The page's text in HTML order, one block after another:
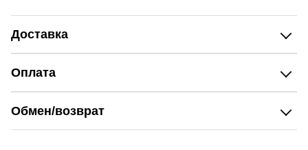
Доставка
Оплата
Обмен/возврат